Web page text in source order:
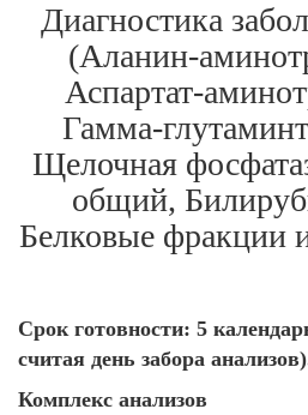
Диагностика
(Аланин-
Аспартат-
Гамма-
Щелочная
общий,
Белковые фракции
Срок готовности: 5
считая день забора
Комплекс анализов